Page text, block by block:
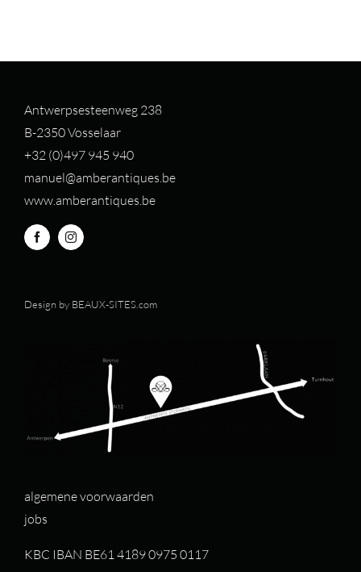
Antwerpsesteenweg 238
B-2350 Vosselaar
+32 (0)497 945 940
manuel@amberantiques.be
www.amberantiques.be
Design by BEAUX-SITES.com
algemene voorwaarden
jobs
KBC IBAN BE61 4189 0975 0117